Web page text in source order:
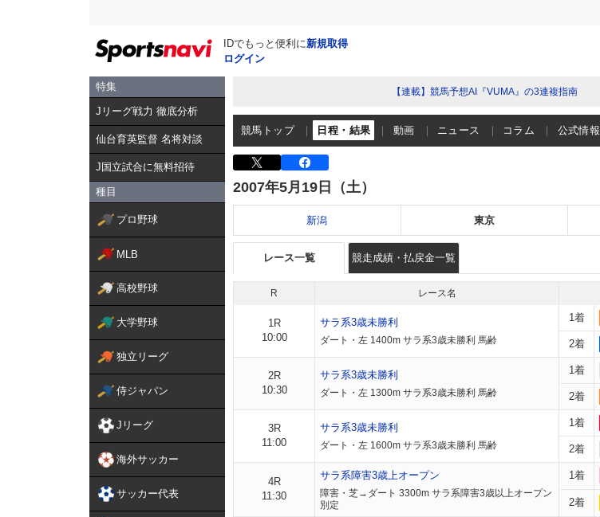
IDでもっと便利に新規取得
ログイン
特集
Jリーグ戦力 徹底分析
仙台育英監督 名将対談
J国立試合に無料招待
種目
プロ野球
MLB
高校野球
大学野球
独立リーグ
侍ジャパン
Jリーグ
海外サッカー
サッカー代表
【連載】競馬予想AI『VUMA』の3連複指南
競馬トップ 日程・結果 動画 ニュース コラム 公式情報
2007年5月19日（土）
新潟 東京
レース一覧 競走成績・払戻金一覧
R レース名
1R
10:00
サラ系3歳未勝利
ダート・左 1400m サラ系3歳未勝利 馬齢
1着
2着
2R
10:30
サラ系3歳未勝利
ダート・左 1300m サラ系3歳未勝利 馬齢
1着
2着
3R
11:00
サラ系3歳未勝利
ダート・左 1600m サラ系3歳未勝利 馬齢
1着
2着
4R
11:30
サラ系障害3歳上オープン
障害・芝→ダート 3300m サラ系障害3歳以上オープン
別定
1着
2着